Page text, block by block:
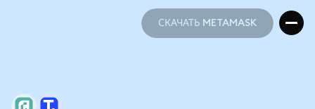
СКАЧАТЬ METAMASK